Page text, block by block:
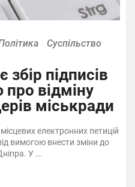
Суспільство
збір підписів
про відміну
міськради
електронних петицій
вимогою внести зміни до
У ...